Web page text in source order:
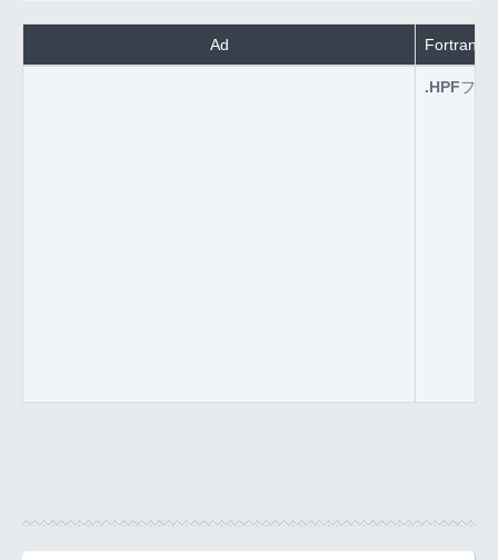
Ad Fortran
.HPFファ